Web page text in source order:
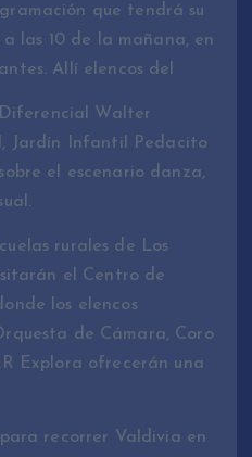
que tendrá su
a las 10 de la mañana, en
Allí elencos del
Walter
Jardín Infantil Pedacito
el escenario danza,
rurales de Los
el Centro de
los elencos
de Cámara, Coro
Explora ofrecerán una
recorrer Valdivia en